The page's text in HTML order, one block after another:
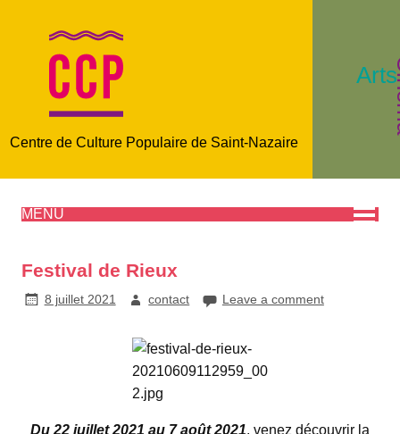
Centre de Culture Populaire de Saint-Nazaire
MENU
Festival de Rieux
8 juillet 2021 contact Leave a comment
Du 22 juillet 2021 au 7 août 2021, venez découvrir la